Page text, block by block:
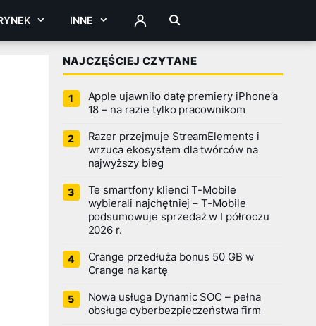
INNE ZALOGUJ
NAJCZĘŚCIEJ CZYTANE
Apple ujawniło datę premiery iPhone’a
18 – na razie tylko pracownikom
Razer przejmuje StreamElements i
wrzuca ekosystem dla twórców na
najwyższy bieg
Te smartfony klienci T-Mobile
wybierali najchętniej – T-Mobile
podsumowuje sprzedaż w I półroczu
2026 r.
Orange przedłuża bonus 50 GB w
Orange na kartę
Nowa usługa Dynamic SOC – pełna
obsługa cyberbezpieczeństwa firm